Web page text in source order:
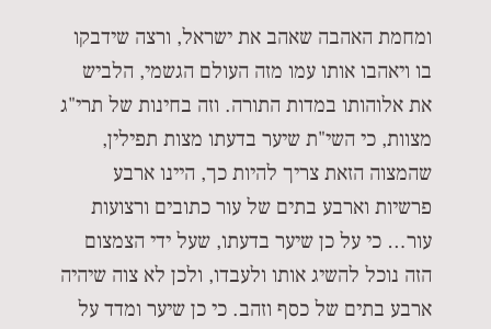
ומחמת האהבה שאהב את ישראל, ורצה שידבקו
בו ויאהבו אותו עמו מזה העולם הגשמי, הלביש
את אלוהותו במדות התורה. וזה בחינות של תרי"ג
מצוות, כי השי"ת שיער בדעתו מצות תפילין,
שהמצוה הזאת צריך להיות כך, היינו ארבע
פרשיות וארבע בתים של עור כתובים ורצועות
עור… כי על כן שיער בדעתו, שעל ידי הצמצום
הזה נוכל להשיג אותו ולעבדו, ולכן לא צוה שיהיה
ארבע בתים של כסף וזהב. כי כן שיער ומדד על